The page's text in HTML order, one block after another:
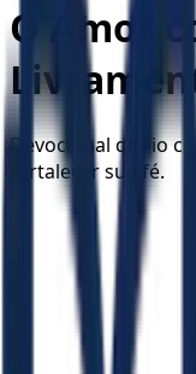
O Amor
Devocional diário
fortalecer sua fé.